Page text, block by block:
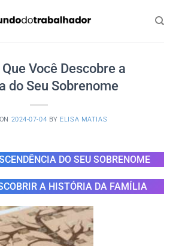
Você Descobre a
do Seu Sobrenome
2024-07-04 BY ELISA MATIAS
DO SEU SOBRENOME
A HISTÓRIA DA FAMÍLIA